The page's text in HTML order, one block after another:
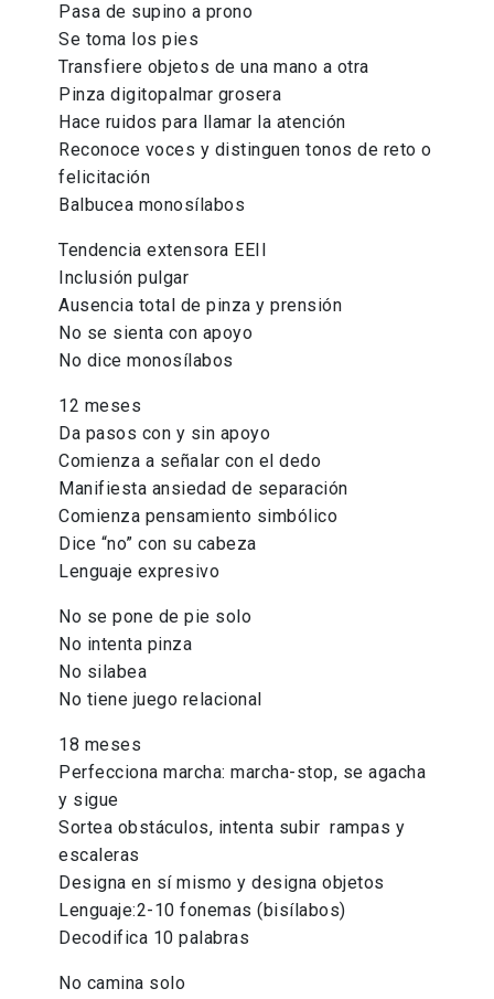
Pasa de supino a prono
Se toma los pies
Transfiere objetos de una mano a otra
Pinza digitopalmar grosera
Hace ruidos para llamar la atención
Reconoce voces y distinguen tonos de reto o
felicitación
Balbucea monosílabos
Tendencia extensora EEII
Inclusión pulgar
Ausencia total de pinza y prensión
No se sienta con apoyo
No dice monosílabos
12 meses
Da pasos con y sin apoyo
Comienza a señalar con el dedo
Manifiesta ansiedad de separación
Comienza pensamiento simbólico
Dice “no” con su cabeza
Lenguaje expresivo
No se pone de pie solo
No intenta pinza
No silabea
No tiene juego relacional
18 meses
Perfecciona marcha: marcha-stop, se agacha
y sigue
Sortea obstáculos, intenta subir rampas y
escaleras
Designa en sí mismo y designa objetos
Lenguaje:2-10 fonemas (bisílabos)
Decodifica 10 palabras
No camina solo